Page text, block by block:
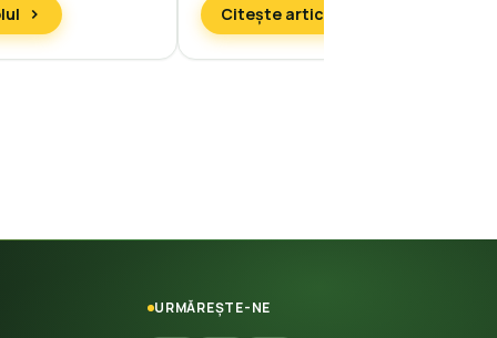
Citește articolul
URMĂREȘTE-NE